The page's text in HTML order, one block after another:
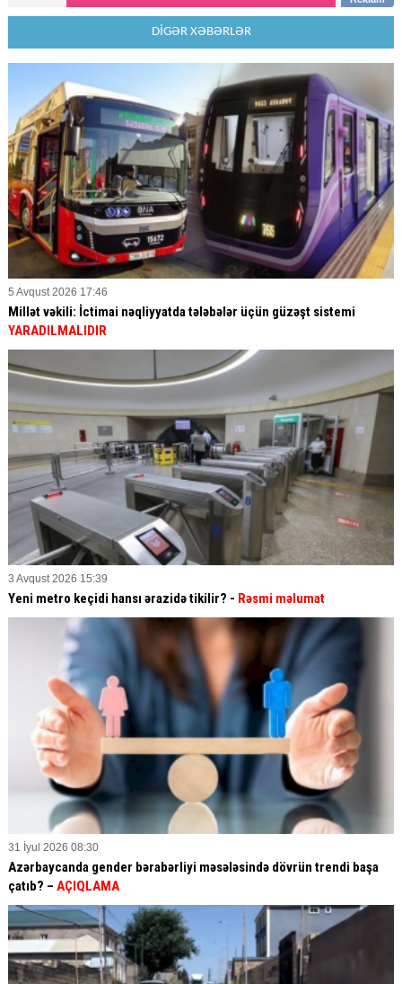
DİGƏR XƏBƏRLƏR
5 Avqust 2026 17:46
Millət vəkili: İctimai nəqliyyatda tələbələr üçün güzəşt sistemi
YARADILMALIDIR
3 Avqust 2026 15:39
Yeni metro keçidi hansı ərazidə tikilir? - Rəsmi məlumat
31 İyul 2026 08:30
Azərbaycanda gender bərabərliyi məsələsində dövrün trendi başa
çatıb? – AÇIQLAMA